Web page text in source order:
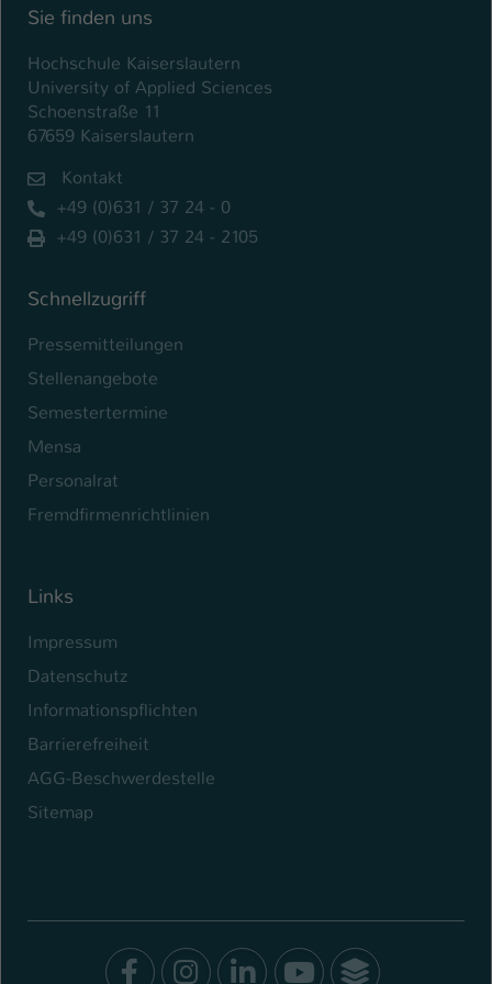
Sie finden uns
Hochschule Kaiserslautern
University of Applied Sciences
Schoenstraße 11
67659 Kaiserslautern
Kontakt
+49 (0)631 / 37 24 - 0
+49 (0)631 / 37 24 - 2105
Schnellzugriff
Pressemitteilungen
Stellenangebote
Semestertermine
Mensa
Personalrat
Fremdfirmenrichtlinien
Links
Impressum
Datenschutz
Informationspflichten
Barrierefreiheit
AGG-Beschwerdestelle
Sitemap
Facebook
Instagram
LinkedIn
Youtube
Anbieter TYPO3
Laufzeit 1 Tag
Zweck
ein Besucher im Typo3-Backend
angemeldet ist und Rechte besitzt diese